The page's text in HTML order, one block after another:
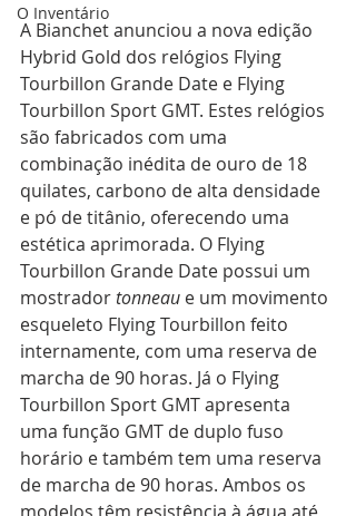
O Inventário
A Bianchet anunciou a nova edição
Hybrid Gold dos relógios Flying
Tourbillon Grande Date e Flying
Tourbillon Sport GMT. Estes relógios
são fabricados com uma
combinação inédita de ouro de 18
quilates, carbono de alta densidade
e pó de titânio, oferecendo uma
estética aprimorada. O Flying
Tourbillon Grande Date possui um
mostrador tonneau e um movimento
esqueleto Flying Tourbillon feito
internamente, com uma reserva de
marcha de 90 horas. Já o Flying
Tourbillon Sport GMT apresenta
uma função GMT de duplo fuso
horário e também tem uma reserva
de marcha de 90 horas. Ambos os